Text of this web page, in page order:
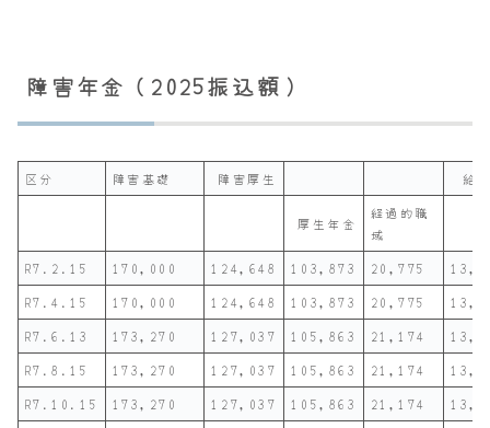
障害年金（2025振込額）
区分 障害基礎 障害厚生 給
厚生年金
経過的職
域
R7.2.15
170,000 124,648 103,873 20,775
R7.4.15
170,000 124,648 103,873 20,775
R7.6.13
173,270 127,037 105,863 21,174
R7.8.15
173,270 127,037 105,863 21,174
R7.10.15
173,270 127,037 105,863 21,174